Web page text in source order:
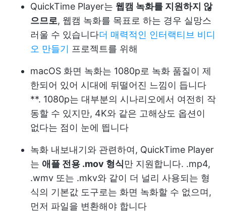
QuickTime Player는 웹캠 녹화를 지원하지 않
으므로, 웹캠 녹화를 목표로 하는 경우 실망스
러울 수 있습니다더 매력적인 인터랙티브 비디
오 만들기 프로젝트를 위해
macOS 화면 녹화는 1080p로 녹화 품질이 제
한되어 있어 시대에 뒤떨어진 느낌이 듭니다
**. 1080p는 대부분의 시나리오에서 여전히 작
동할 수 있지만, 4K와 같은 고해상도 옵션이
없다는 점이 눈에 띕니다
녹화 내보내기와 관련하여, QuickTime Player
는 애플 전용 .mov 형식만 지원합니다. .mp4,
.wmv 또는 .mkv와 같이 더 널리 사용되는 형
식의 기본값 도구로는 화면 녹화할 수 없으며,
먼저 파일을 변환해야 합니다